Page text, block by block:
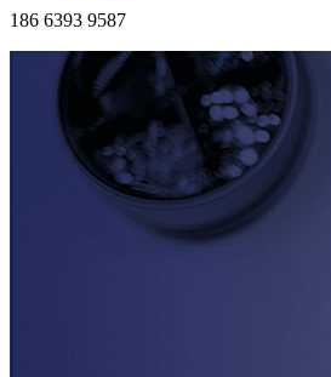
186 6393 9587